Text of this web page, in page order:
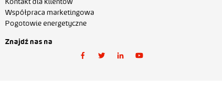
Współpraca marketingowa
Pogotowie energetyczne
Znajdź nas na